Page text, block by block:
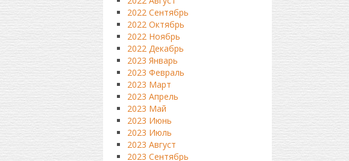
2022 Сентябрь
2022 Октябрь
2022 Ноябрь
2022 Декабрь
2023 Январь
2023 Февраль
2023 Март
2023 Апрель
2023 Май
2023 Июнь
2023 Июль
2023 Август
2023 Сентябрь